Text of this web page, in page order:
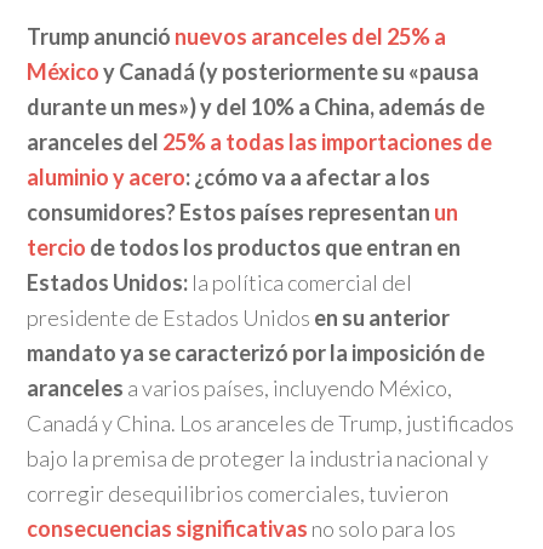
Trump anunció nuevos aranceles del 25% a
Méxicoy Canadá (y posteriormente su «pausa
durante un mes») y del 10% a China, además de
aranceles del 25% a todas las importaciones de
aluminio y acero: ¿cómo va a afectar a los
consumidores? Estos países representan un
tercio de todos los productos que entran en
Estados Unidos: la política comercial del
presidente de Estados Unidos en su anterior
mandato ya se caracterizó por la imposición de
aranceles a varios países, incluyendo México,
Canadá y China. Los aranceles de Trump, justificados
bajo la premisa de proteger la industria nacional y
corregir desequilibrios comerciales, tuvieron
consecuencias significativas no solo para los